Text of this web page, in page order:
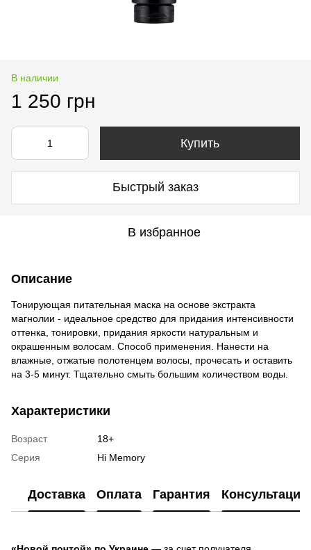
В наличии
1 250 грн
Купить
Быстрый заказ
В избранное
Описание
Тонирующая питательная маска на основе экстракта
магнолии - идеальное средство для придания интенсивности
оттенка, тонировки, придания яркости натуральным и
окрашенным волосам. Способ применения. Нанести на
влажные, отжатые полотенцем волосы, прочесать и оставить
на 3-5 минут. Тщательно смыть большим количеством воды.
Характеристики
Возраст
18+
Серия
Hi Memory
Доставка Оплата Гарантия Консультация